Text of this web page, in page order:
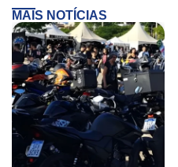
MAIS NOTÍCIAS